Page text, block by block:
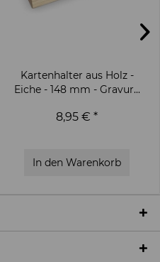
Kartenhalter aus Holz -
Eiche - 148 mm - Gravur...
8,95 € *
In den Warenkorb